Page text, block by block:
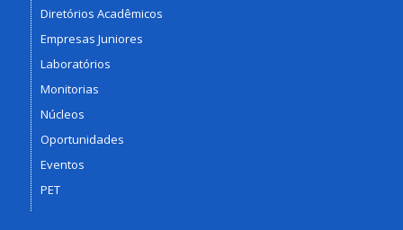
Diretórios Acadêmicos
Empresas Juniores
Laboratórios
Monitorias
Núcleos
Oportunidades
Eventos
PET